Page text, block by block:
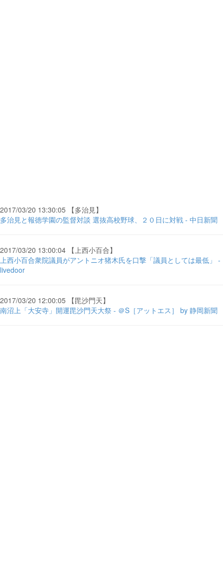
2017/03/20 13:30:05 【多治見】
多治見と報徳学園の監督対談 選抜高校野球、２０日に対戦 - 中日新聞
2017/03/20 13:00:04 【上西小百合】
上西小百合衆院議員がアントニオ猪木氏を口撃「議員としては最低」 -
livedoor
2017/03/20 12:00:05 【毘沙門天】
南沼上「大安寺」開運毘沙門天大祭 - ＠S［アットエス］ by 静岡新聞